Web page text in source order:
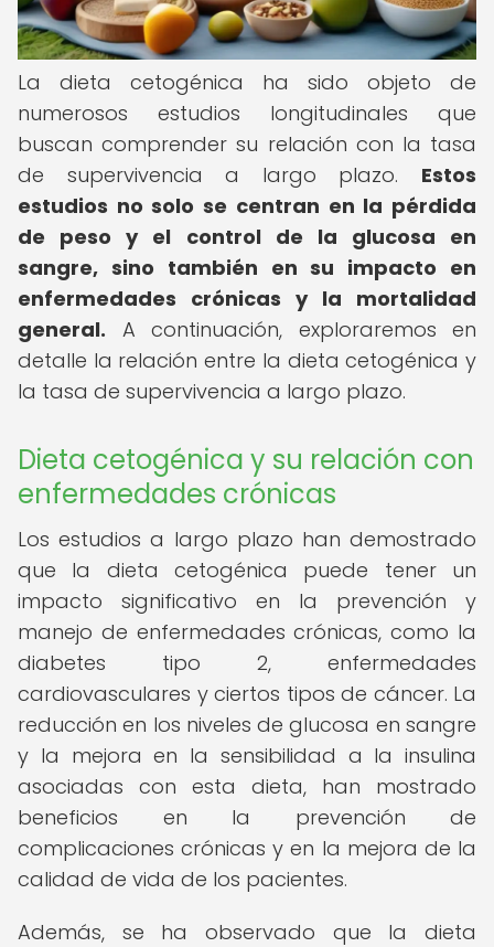
La dieta cetogénica ha sido objeto de
numerosos estudios longitudinales que
buscan comprender su relación con la tasa
de supervivencia a largo plazo. Estos
estudios no solo se centran en la pérdida
de peso y el control de la glucosa en
sangre, sino también en su impacto en
enfermedades crónicas y la mortalidad
general. A continuación, exploraremos en
detalle la relación entre la dieta cetogénica y
la tasa de supervivencia a largo plazo.
Dieta cetogénica y su relación con
enfermedades crónicas
Los estudios a largo plazo han demostrado
que la dieta cetogénica puede tener un
impacto significativo en la prevención y
manejo de enfermedades crónicas, como la
diabetes tipo 2, enfermedades
cardiovasculares y ciertos tipos de cáncer. La
reducción en los niveles de glucosa en sangre
y la mejora en la sensibilidad a la insulina
asociadas con esta dieta, han mostrado
beneficios en la prevención de
complicaciones crónicas y en la mejora de la
calidad de vida de los pacientes.
Además, se ha observado que la dieta